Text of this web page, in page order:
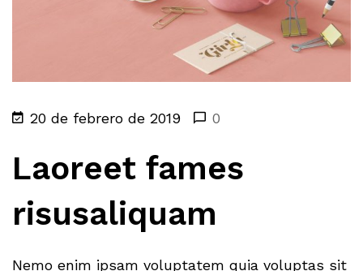
20 de febrero de 2019 0
Laoreet fames
risusaliquam
Nemo enim ipsam voluptatem quia voluptas sit